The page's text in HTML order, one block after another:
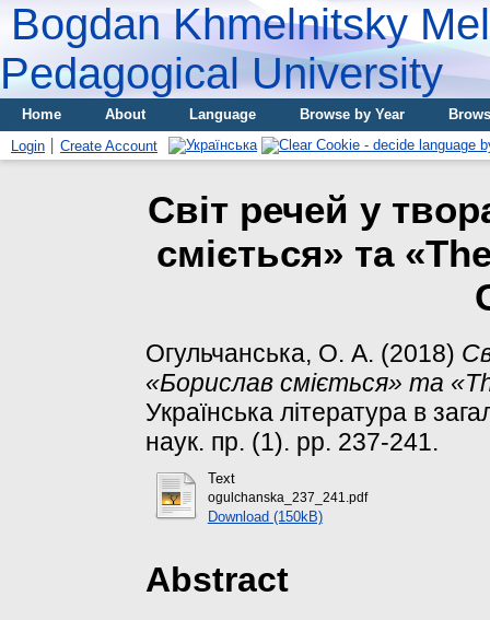
Bogdan Khmelnitsky
Pedagogical University
Home About Language Browse by Year
Login
Create Account
Світ речей у
сміється» та
Огульчанська, О. А. (2018)
«Борислав сміється» та
Українська література в
наук. пр. (1). pp. 237-241.
Text
ogulchanska_237_241.pdf
Download (150kB)
Abstract